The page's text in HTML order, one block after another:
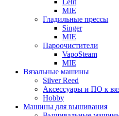
Lelit
MIE
Гладильные прессы
Singer
MIE
Пароочистители
VapoSteam
MIE
Вязальные машины
Silver Reed
Аксессуары и ПО к
Hobby
Машины для вышивания